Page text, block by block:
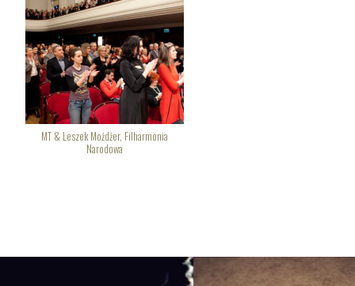
MT & Leszek Możdżer, Filharmonia
Narodowa